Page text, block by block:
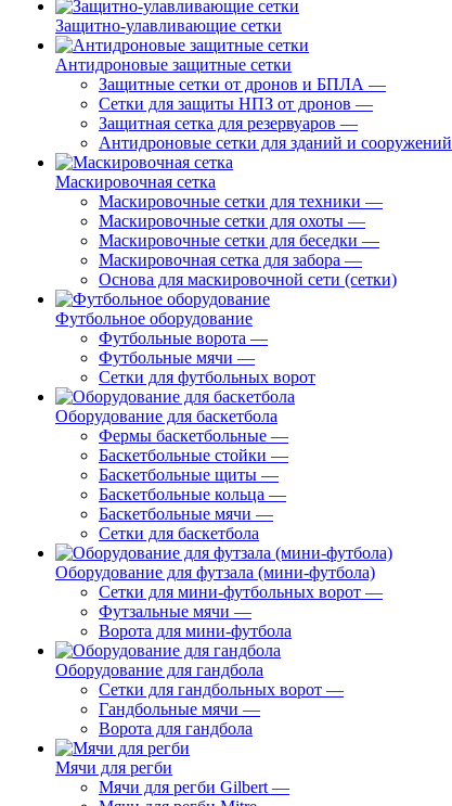
Защитно-улавливающие сетки
Антидроновые защитные сетки
Защитные сетки от дронов и БПЛА —
Сетки для защиты НПЗ от дронов —
Защитная сетка для резервуаров —
Антидроновые сетки для зданий и сооружений
Маскировочная сетка
Маскировочные сетки для техники —
Маскировочные сетки для охоты —
Маскировочные сетки для беседки —
Маскировочная сетка для забора —
Основа для маскировочной сети (сетки)
Футбольное оборудование
Футбольные ворота —
Футбольные мячи —
Сетки для футбольных ворот
Оборудование для баскетбола
Фермы баскетбольные —
Баскетбольные стойки —
Баскетбольные щиты —
Баскетбольные кольца —
Баскетбольные мячи —
Сетки для баскетбола
Оборудование для футзала (мини-футбола)
Сетки для мини-футбольных ворот —
Футзальные мячи —
Ворота для мини-футбола
Оборудование для гандбола
Сетки для гандбольных ворот —
Гандбольные мячи —
Ворота для гандбола
Мячи для регби
Мячи для регби Gilbert —